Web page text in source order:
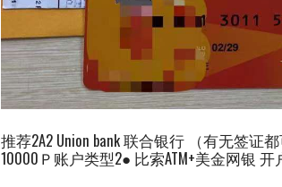
推荐2A2 Union bank 联合银行 （有无签证
10000Ｐ账户类型2● 比索ATM+美金网银